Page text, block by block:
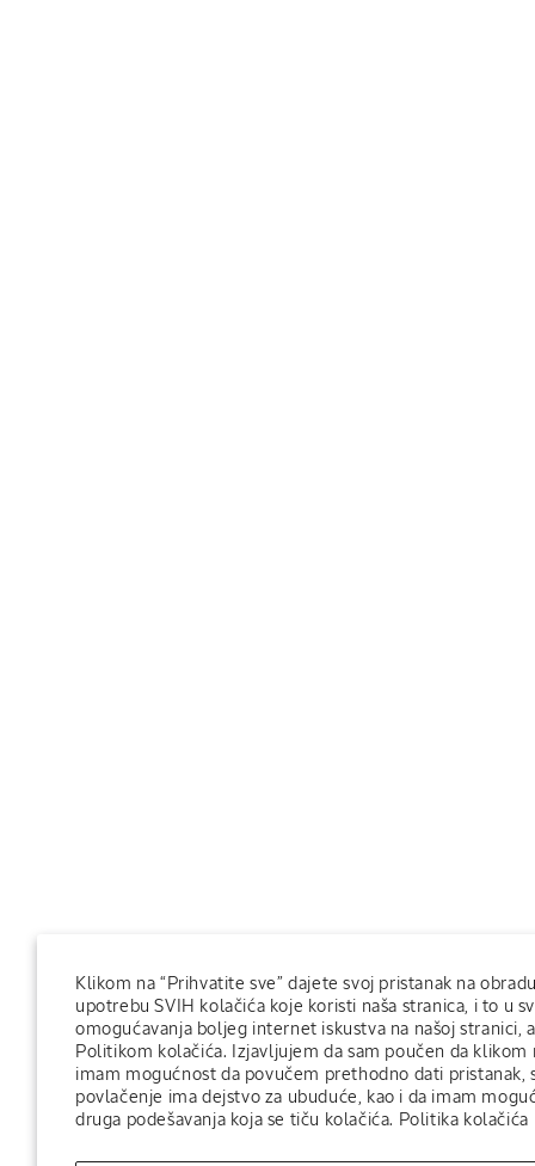
Klikom na “Prihvatite sve” dajete svoj pristanak na
upotrebu SVIH kolačića koje koristi naša stranica, i to u
omogućavanja boljeg internet iskustva na našoj stranici,
Politikom kolačića. Izjavljujem da sam poučen da klikom
imam mogućnost da povučem prethodno dati pristanak,
povlačenje ima dejstvo za ubuduće, kao i da imam
druga podešavanja koja se tiču kolačića. Politika kolačića